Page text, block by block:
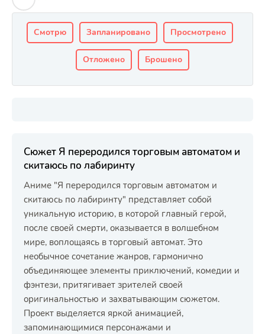
Смотрю Запланировано Просмотрено
Отложено Брошено
Сюжет Я переродился торговым автоматом и
скитаюсь по лабиринту
Аниме "Я переродился торговым автоматом и
скитаюсь по лабиринту" представляет собой
уникальную историю, в которой главный герой,
после своей смерти, оказывается в волшебном
мире, воплощаясь в торговый автомат. Это
необычное сочетание жанров, гармонично
объединяющее элементы приключений, комедии и
фэнтези, притягивает зрителей своей
оригинальностью и захватывающим сюжетом.
Проект выделяется яркой анимацией,
запоминающимися персонажами и